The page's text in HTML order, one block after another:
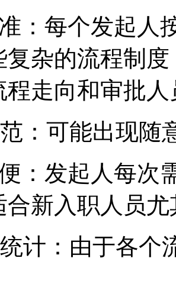
：每个发起人
复杂的流程制
程走向和审批
：可能出现随
：发起人每次
合新入职人员
计：由于各个